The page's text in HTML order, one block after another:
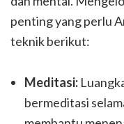
penting yang perlu
teknik berikut:
Meditasi:
bermeditasi